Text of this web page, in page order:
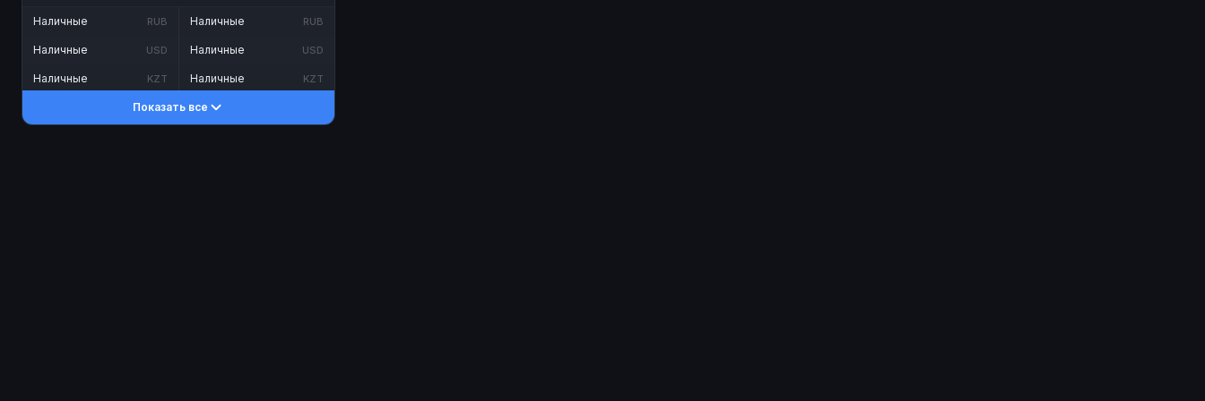
Наличные RUB
Наличные USD
Наличные KZT
Наличные RUB
Наличные USD
Наличные KZT
Показать все